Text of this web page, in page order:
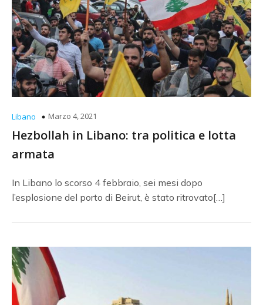
Libano Marzo 4, 2021
Hezbollah in Libano: tra politica e lotta
armata
In Libano lo scorso 4 febbraio, sei mesi dopo
l’esplosione del porto di Beirut, è stato ritrovato[…]